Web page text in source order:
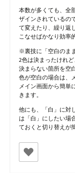
本数が多くても、全
ザインされているの
て変えたり、繰り返
こなせばかなり効率
※裏技に「空白のま
2色は決まったけれ
決まらない箇所を空
色が空白の場合は、
メイン画面から簡単
きます。
他にも、「白」に対
は「白」にしたい場
ておくと切り替えが